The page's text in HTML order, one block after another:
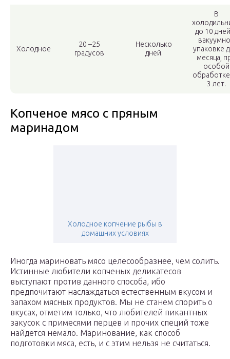
Холодное
20 –25
градусов
Несколько
дней.
В
до 10
упаковке
месяца,
особой
3 лет.
Копченое мясо с пряным
маринадом
Холодное копчение рыбы в
домашних условиях
Иногда мариновать мясо целесообразнее, чем солить.
Истинные любители копченых деликатесов
выступают против данного способа, ибо
предпочитают наслаждаться естественным вкусом и
запахом мясных продуктов. Мы не станем спорить о
вкусах, отметим только, что любителей пикантных
закусок с примесями перцев и прочих специй тоже
найдется немало. Маринование, как способ
подготовки мяса, есть, и с этим нельзя не считаться.